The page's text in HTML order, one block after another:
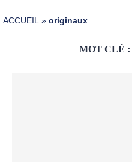
ACCUEIL » originaux
MOT CLÉ :